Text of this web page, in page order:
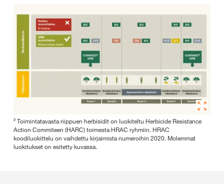
² Toimintatavasta riippuen herbisidit on luokiteltu Herbicide Resistance
Action Commiteen (HARC) toimesta HRAC ryhmiin. HRAC
koodiluokittelu on vaihdettu kirjaimista numeroihin 2020. Molemmat
luokitukset on esitetty kuvassa.